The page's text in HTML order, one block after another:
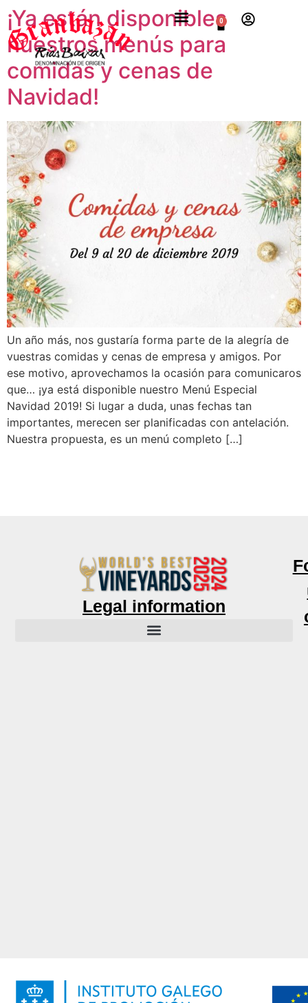
0
¡Ya están disponibles
nuestros menús para
comidas y cenas de
Navidad!
Un año más, nos gustaría forma parte de la alegría de
vuestras comidas y cenas de empresa y amigos. Por
ese motivo, aprovechamos la ocasión para comunicaros
que… ¡ya está disponible nuestro Menú Especial
Navidad 2019! Si lugar a duda, unas fechas tan
importantes, merecen ser planificadas con antelación.
Nuestra propuesta, es un menú completo […]
Legal information